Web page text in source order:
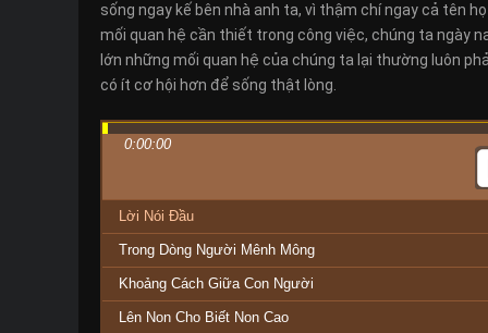
sống ngay kế bên nhà anh ta, vì thậm chí ngay cả tên
mối quan hệ cần thiết trong công việc, chúng ta ngày
lớn những mối quan hệ của chúng ta lại thường luôn
có ít cơ hội hơn để sống thật lòng.
0:00:00
Lời Nói Đầu
Trong Dòng Người Mênh Mông
Khoảng Cách Giữa Con Người
Lên Non Cho Biết Non Cao